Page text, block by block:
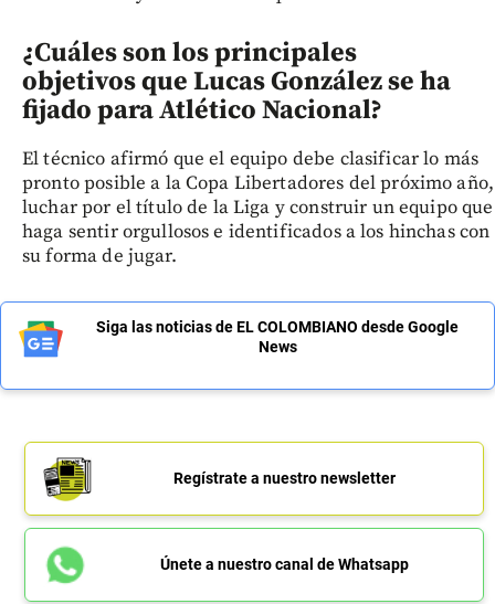
¿Cuáles son los principales
objetivos que Lucas González se ha
fijado para Atlético Nacional?
El técnico afirmó que el equipo debe clasificar lo más
pronto posible a la Copa Libertadores del próximo año,
luchar por el título de la Liga y construir un equipo que
haga sentir orgullosos e identificados a los hinchas con
su forma de jugar.
Siga las noticias de EL COLOMBIANO desde Google
News
Regístrate a nuestro newsletter
Únete a nuestro canal de Whatsapp